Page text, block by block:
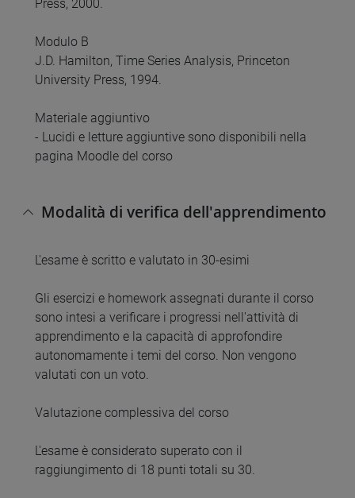
Press, 2000.
Modulo B
J.D. Hamilton, Time Series Analysis, Princeton
University Press, 1994.
Materiale aggiuntivo
- Lucidi e letture aggiuntive sono disponibili nella
pagina Moodle del corso
Modalità di verifica dell'apprendimento
L'esame è scritto e valutato in 30-esimi
Gli esercizi e homework assegnati durante il corso
sono intesi a verificare i progressi nell'attività di
apprendimento e la capacità di approfondire
autonomamente i temi del corso. Non vengono
valutati con un voto.
Valutazione complessiva del corso
L'esame è considerato superato con il
raggiungimento di 18 punti totali su 30.